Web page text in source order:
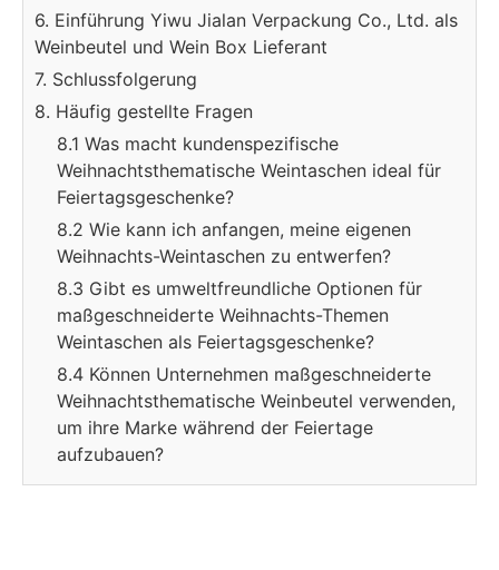
6. Einführung Yiwu Jialan Verpackung Co., Ltd. als
Weinbeutel und Wein Box Lieferant
7. Schlussfolgerung
8. Häufig gestellte Fragen
8.1 Was macht kundenspezifische
Weihnachtsthematische Weintaschen ideal für
Feiertagsgeschenke?
8.2 Wie kann ich anfangen, meine eigenen
Weihnachts-Weintaschen zu entwerfen?
8.3 Gibt es umweltfreundliche Optionen für
maßgeschneiderte Weihnachts-Themen
Weintaschen als Feiertagsgeschenke?
8.4 Können Unternehmen maßgeschneiderte
Weihnachtsthematische Weinbeutel verwenden,
um ihre Marke während der Feiertage
aufzubauen?